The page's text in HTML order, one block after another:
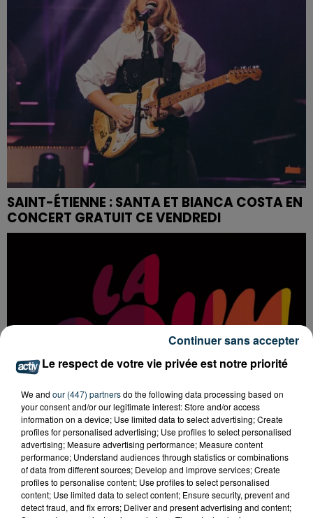
SAINT-ÉTIENNE : SANTA ET BIANCA COSTA EN
CONCERT GRATUIT CE VENDREDI
LA BOUM DÉBARQUE À SAINT-ETIENNE !
Le respect de votre vie privée est notre priorité
We and our (447) partnersdo the following data processing based on
your consent and/or our legitimate interest: Store and/or access
information on a device; Use limited data to select advertising; Create
profiles for personalised advertising; Use profiles to select personalised
advertising; Measure advertising performance; Measure content
performance; Understand audiences through statistics or combinations
of data from different sources; Develop and improve services; Create
profiles to personalise content; Use profiles to select personalised
content; Use limited data to select content; Ensure security, prevent and
detect fraud, and fix errors; Deliver and present advertising and content;
Continuer sans accepter